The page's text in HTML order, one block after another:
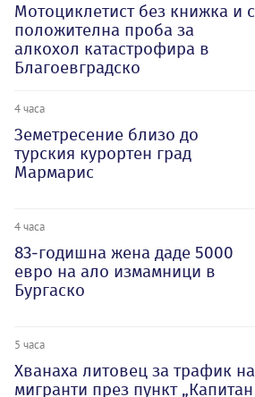
Мотоциклетист без книжка и с
положителна проба за
алкохол катастрофира в
Благоевградско
4 часа
Земетресение близо до
турския курортен град
Мармарис
4 часа
83-годишна жена даде 5000
евро на ало измамници в
Бургаско
5 часа
Хванаха литовец за трафик на
мигранти през пункт „Капитан